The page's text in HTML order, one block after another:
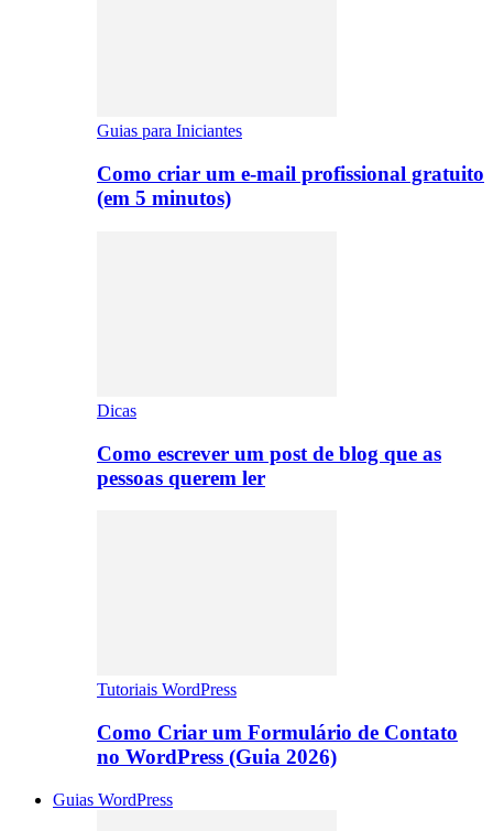
Guias para Iniciantes
Como criar um e-mail profissional gratuito
(em 5 minutos)
Dicas
Como escrever um post de blog que as
pessoas querem ler
Tutoriais WordPress
Como Criar um Formulário de Contato
no WordPress (Guia 2026)
Guias WordPress